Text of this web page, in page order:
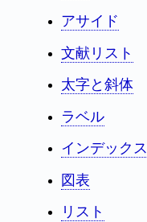
アサイド
文献リスト
太字と斜体
ラベル
インデックス
図表
リスト